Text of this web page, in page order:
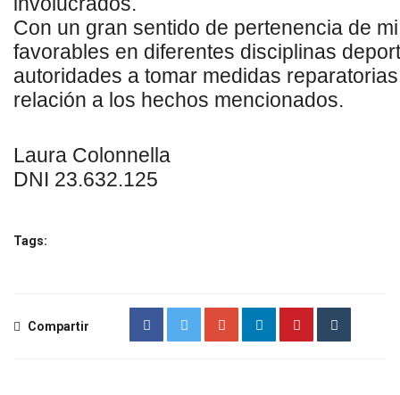
Con un gran sentido de pertenencia de
favorables en diferentes disciplinas
autoridades a tomar medidas reparatorias
relación a los hechos mencionados.
Laura Colonnella
DNI 23.632.125
Tags:
Compartir